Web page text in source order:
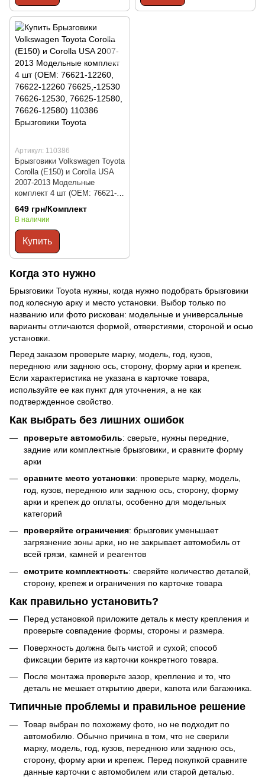
Артикул: 110386
Брызговики Volkswagen Toyota
Corolla (E150) и Corolla USA
2007-2013 Модельные
комплект 4 шт (OEM: 76621-
12260, 76622-12260
76625,-12530 76626-12530,
649 грн/Комплект
В наличии
Купить
Когда это нужно
Брызговики Toyota нужны, когда нужно подобрать брызговики
под колесную арку и место установки. Выбор только по
названию или фото рискован: модельные и универсальные
варианты отличаются формой, отверстиями, стороной и осью
установки.
Перед заказом проверьте марку, модель, год, кузов,
переднюю или заднюю ось, сторону, форму арки и крепеж.
Если характеристика не указана в карточке товара,
используйте ее как пункт для уточнения, а не как
подтвержденное свойство.
Как выбрать без лишних ошибок
проверьте автомобиль: сверьте, нужны передние,
задние или комплектные брызговики, и сравните форму
арки
сравните место установки: проверьте марку, модель,
год, кузов, переднюю или заднюю ось, сторону, форму
арки и крепеж до оплаты, особенно для модельных
категорий
проверяйте ограничения: брызговик уменьшает
загрязнение зоны арки, но не закрывает автомобиль от
всей грязи, камней и реагентов
смотрите комплектность: сверяйте количество деталей,
сторону, крепеж и ограничения по карточке товара
Как правильно установить?
Перед установкой приложите деталь к месту крепления и
проверьте совпадение формы, стороны и размера.
Поверхность должна быть чистой и сухой; способ
фиксации берите из карточки конкретного товара.
После монтажа проверьте зазор, крепление и то, что
деталь не мешает открытию двери, капота или багажника.
Типичные проблемы и правильное решение
Товар выбран по похожему фото, но не подходит по
автомобилю. Обычно причина в том, что не сверили
марку, модель, год, кузов, переднюю или заднюю ось,
сторону, форму арки и крепеж. Перед покупкой сравните
данные карточки с автомобилем или старой деталью.